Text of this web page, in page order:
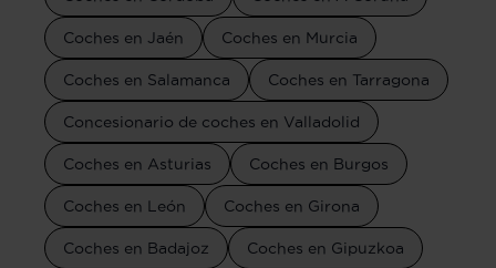
Coches en Jaén Coches en Murcia
Coches en Salamanca Coches en Tarragona
Concesionario de coches en Valladolid
Coches en Asturias Coches en Burgos
Coches en León Coches en Girona
Coches en Badajoz Coches en Gipuzkoa